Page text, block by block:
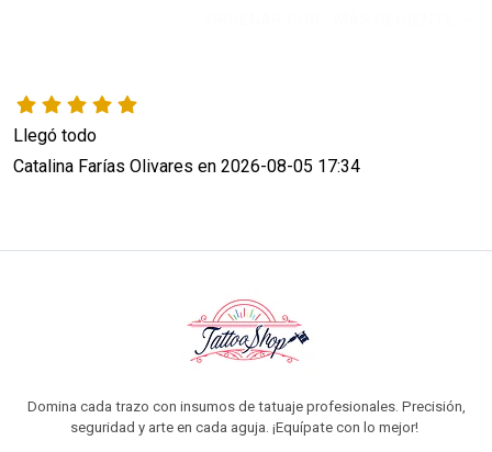
Llegó todo
Catalina Farías Olivares en 2026-08-05 17:34
Domina cada trazo con insumos de tatuaje profesionales. Precisión,
seguridad y arte en cada aguja. ¡Equípate con lo mejor!